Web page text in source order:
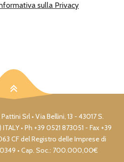
sulla Privacy
Srl • Via Bellini, 13 - 43017 S.
• Ph +39 0521 873051 - Fax +39
CF del Registro delle Imprese di
• Cap. Soc.: 700.000,00€